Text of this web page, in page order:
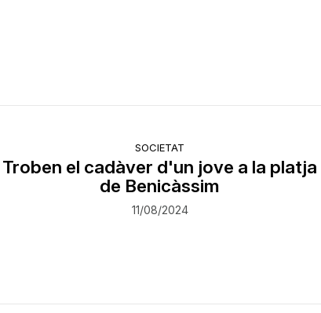
SOCIETAT
Troben el cadàver d'un jove a la platja
de Benicàssim
11/08/2024